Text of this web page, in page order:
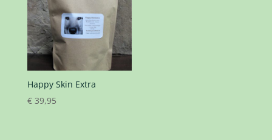
Happy Skin Extra
€39,95